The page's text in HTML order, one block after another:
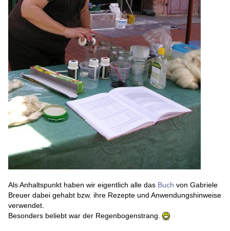
Als Anhaltspunkt haben wir eigentlich alle das Buch von Gabriele
Breuer dabei gehabt bzw. ihre Rezepte und Anwendungshinweise
verwendet.
Besonders beliebt war der Regenbogenstrang.